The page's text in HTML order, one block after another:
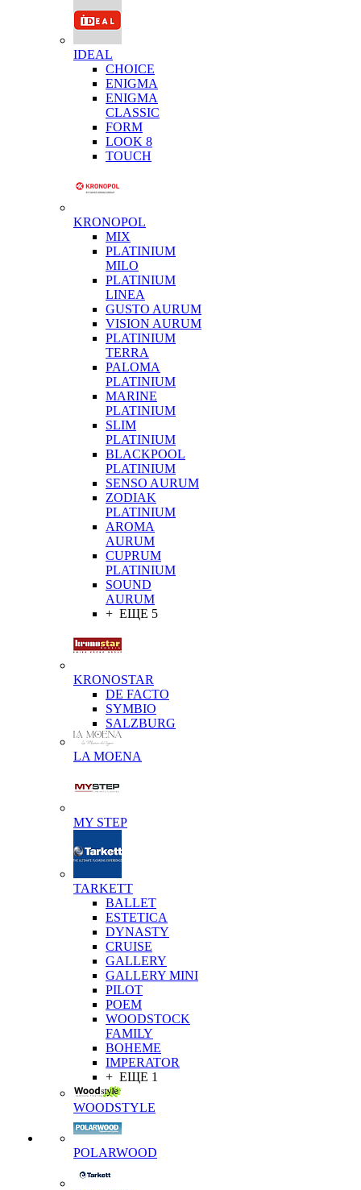
IDEAL
CHOICE
ENIGMA
ENIGMA
CLASSIC
FORM
LOOK 8
TOUCH
KRONOPOL
MIX
PLATINIUM
MILO
PLATINIUM
LINEA
GUSTO AURUM
VISION AURUM
PLATINIUM
TERRA
PALOMA
PLATINIUM
MARINE
PLATINIUM
SLIM
PLATINIUM
BLACKPOOL
PLATINIUM
SENSO AURUM
ZODIAK
PLATINIUM
AROMA
AURUM
CUPRUM
PLATINIUM
SOUND
AURUM
+ ЕЩЕ 5
KRONOSTAR
DE FACTO
SYMBIO
SALZBURG
LA MOENA
MY STEP
TARKETT
BALLET
ESTETICA
DYNASTY
CRUISE
GALLERY
GALLERY MINI
PILOT
POEM
WOODSTOCK
FAMILY
BOHEME
IMPERATOR
+ ЕЩЕ 1
WOODSTYLE
POLARWOOD